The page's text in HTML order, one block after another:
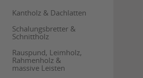
Kantholz & Dachlatten
Schalungsbretter &
Schnittholz
Rauspund, Leimholz,
Rahmenholz &
massive Leisten